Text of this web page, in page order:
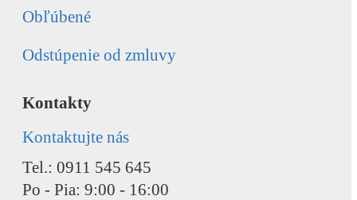
Obľúbené
Odstúpenie od zmluvy
Kontakty
Kontaktujte nás
Tel.: 0911 545 645
Po - Pia: 9:00 - 16:00